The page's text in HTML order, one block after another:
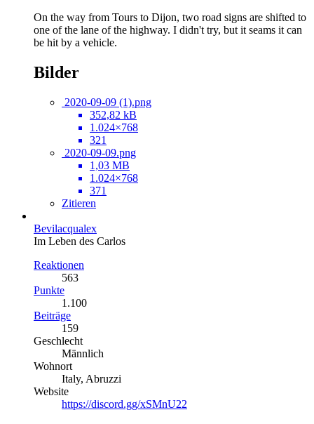
On the way from Tours to Dijon, two road signs are shifted to
one of the lane of the highway. I didn't try, but it seams it can
be hit by a vehicle.
Bilder
2020-09-09 (1).png
352,82 kB
1.024×768
321
2020-09-09.png
1,03 MB
1.024×768
371
Zitieren
Bevilacqualex
Im Leben des Carlos
Reaktionen
563
Punkte
1.100
Beiträge
159
Geschlecht
Männlich
Wohnort
Italy, Abruzzi
Website
https://discord.gg/xSMnU22